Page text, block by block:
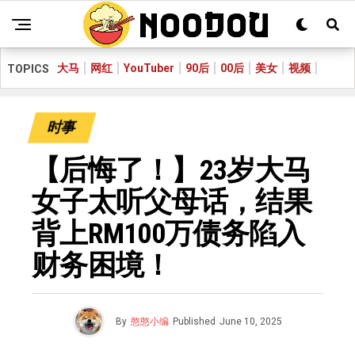
TOPICS 大马 网红 YouTuber 90后 00后 美女 视频
时事
【后悔了！】23岁大马
女子太听父母话，结果
背上RM100万债务陷入
财务困境！
By 憨憨小编 Published June 10, 2025